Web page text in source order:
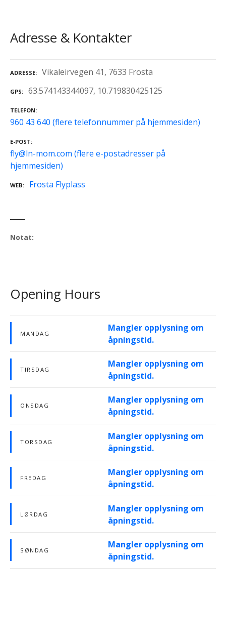
Adresse & Kontakter
ADRESSE Vikaleirvegen 41, 7633 Frosta
GPS 63.574143344097, 10.719830425125
TELEFON
960 43 640 (flere telefonnummer på hjemmesiden)
E-POST
fly@ln-mom.com (flere e-postadresser på
hjemmesiden)
WEB Frosta Flyplass
Notat:
Opening Hours
MANDAG
Mangler opplysning om
åpningstid.
TIRSDAG
Mangler opplysning om
åpningstid.
ONSDAG
Mangler opplysning om
åpningstid.
TORSDAG
Mangler opplysning om
åpningstid.
FREDAG
Mangler opplysning om
åpningstid.
LØRDAG
Mangler opplysning om
åpningstid.
SØNDAG
Mangler opplysning om
åpningstid.